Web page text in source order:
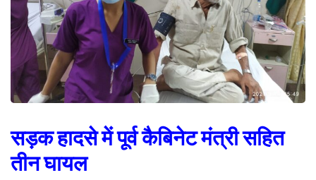
सड़क हादसे में पूर्व कैबिनेट मंत्री सहित
तीन घायल